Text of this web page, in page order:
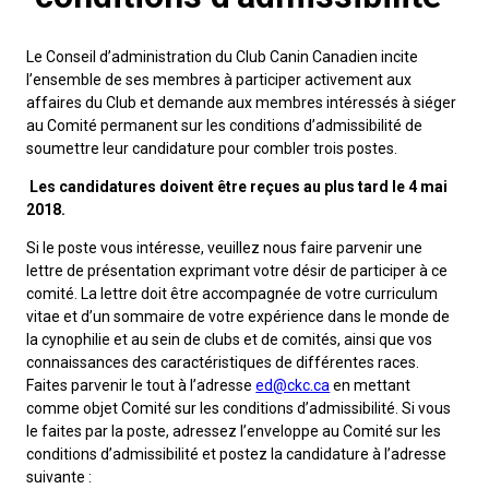
Chiens de berger
Appenzeller sennenhund
Bouvier australien
Kelpie australien
Berger australien
Bouvier australien courte queue
Colley barbu
Beauceron
Lévriers et chiens courants
Lévrier afghan
Azawakh
Basenji
Basset Hound
Beagle
Chien de St-Hubert
Chiens de compagnie
Chien esquimau américain (miniature)
Chien esquimau américain (standard)
Bichon frisé
Terrier de Boston
Bouledogue anglais
Chiens de sport
Barbet
Braque français (Gascogne)
Braque français (Pyrénées)
Braque d'Auvergne
Terriers
Terrier airedale
Terrier Nu Américain
Terrier américain du Staffordshire
Chiens nains
Affenpinscher
Chien esquimau américain (nain)
Chiens de travail
Akita
Je veux devenir évaluateur
Ressources pour les évaluateurs et les clubs
Organiser un test CGN
Nutrition
Santé
Toilettage
Chien égaré
Informations sur l'éducation
Quoi de neuf?
FAQ
Profilage d'ADN
Programme intégré sur la santé des races
Éducation des éleveurs
Soutien à la communauté des éleveurs
Stratégies en matière de santé des races
Programme d'ADN
Programme de certification des éleveurs du CCC
Ressources éducatives
CONDITIONS D’ADMISSIBILITÉ
Groupe 1 - Chiens de sport
Groupe 2 - Lévriers et chiens courants
Groupe 3 - Chiens-de-travail
Groupe 4 - Terriers
Programme de soutien aux éleveurs de Trupanion
Inscription à la Puppy List
L'importation des chiens
Bureau des commandes
L’Exposition du championnat national du CCC 2026
Aperçu des événements
Agilité
Concours sur le terrain pour beagles
Programme Bon voisin canin du CCC
Programme de poursuite sur leurre
Expositions de conformation
Épreuve de chien de trait
Calendrier - événements
CanuckDogs.com
Procédure pour enregistrer un chien au CCC
Procédure pour un numéro d’inscription à l’événement
Répertoire des juges
Top Dogs
Top Dogs 2025
Assemblée générale annuelle du CCC
Formulaires
Le courrier canin
Adhésion au CCC
Sociétés affiliées
Royal Canin
BFL Canada
Days Inn
Dodge
Adhésion au CCC
Jeunes manieurs
M9C 5K6
lundi à vendredi
9 h à 17 h
HNE
Adhésion Plus – sans frais
Bureau des commandes
1-800-250-8040
orderdesk@ckc.ca
FAQ
Quand puis-je m'attendre à recevoir une version PDF de mon
Le Conseil d’administration du Club Canin Canadien incite
l’ensemble de ses membres à participer activement aux
affaires du Club et demande aux membres intéressés à siéger
au Comité permanent sur les conditions d’admissibilité de
soumettre leur candidature pour combler trois postes.
Les candidatures doivent être reçues au plus tard le 4 mai
2018.
Si le poste vous intéresse, veuillez nous faire parvenir une
lettre de présentation exprimant votre désir de participer à ce
comité. La lettre doit être accompagnée de votre curriculum
vitae et d’un sommaire de votre expérience dans le monde de
la cynophilie et au sein de clubs et de comités, ainsi que vos
connaissances des caractéristiques de différentes races.
Faites parvenir le tout à l’adresseed@ckc.ca en mettant
comme objet Comité sur les conditions d’admissibilité. Si vous
le faites par la poste, adressez l’enveloppe au Comité sur les
conditions d’admissibilité et postez la candidature à l’adresse
suivante :